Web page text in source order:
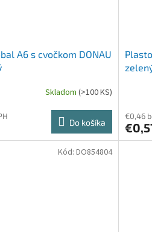
A6 s cvočkom DONAU
Skladom (>100 KS)
Do košíka
€0,46
Kód: DO854804